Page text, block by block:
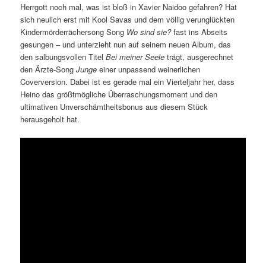
Herrgott noch mal, was ist bloß in Xavier Naidoo gefahren? Hat
sich neulich erst mit Kool Savas und dem völlig verunglückten
Kindermörderrächersong Song Wo sind sie?fast ins Abseits
gesungen – und unterzieht nun auf seinem neuen Album, das
den salbungsvollen TitelBei meiner Seele trägt, ausgerechnet
den Ärzte-SongJunge einer unpassend weinerlichen
Coverversion. Dabei ist es gerade mal ein Vierteljahr her, dass
Heino das größtmögliche Überraschungsmoment und den
ultimativen Unverschämtheitsbonus aus diesem Stück
herausgeholt hat.